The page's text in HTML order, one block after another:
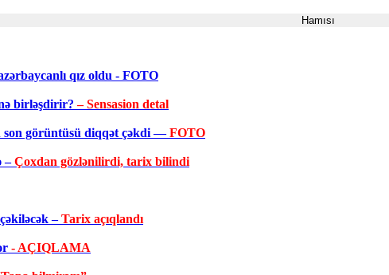
Hamısı
qız oldu - FOTO
birləşdirir?– Sensasion detal
son görüntüsü diqqət çəkdi —FOTO
–Çoxdan gözlənilirdi, tarix bilindi
–Tarix açıqlandı
- AÇIQLAMA